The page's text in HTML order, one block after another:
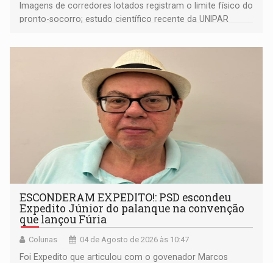
Imagens de corredores lotados registram o limite físico do
pronto-socorro; estudo científico recente da UNIPAR
amarga até 29 dias de espera por transferências devido
ao colapso de fluxo da regulação
ESCONDERAM EXPEDITO!: PSD escondeu
Expedito Júnior do palanque na convenção
que lançou Fúria
Colunas 04 de Agosto de 2026 às 10:47
Foi Expedito que articulou com o govenador Marcos